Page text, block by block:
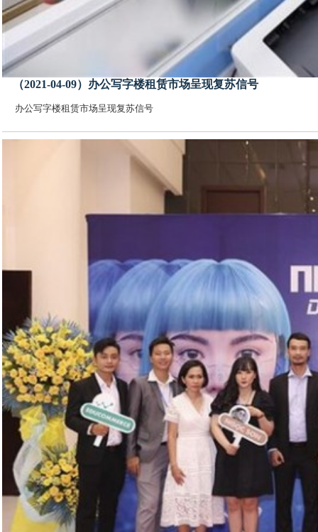
（2021-04-09）办公写字楼租赁市场呈现复苏信号
办公写字楼租赁市场呈现复苏信号